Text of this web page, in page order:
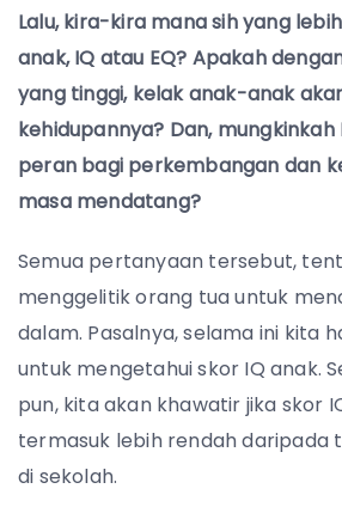
Lalu, kira-kira mana sih yang
anak, IQ atau EQ? Apakah
yang tinggi, kelak anak-anak
kehidupannya? Dan, mungkinkah
peran bagi perkembangan dan
masa mendatang?
Semua pertanyaan tersebut,
menggelitik orang tua untuk
dalam. Pasalnya, selama ini kita
untuk mengetahui skor IQ anak.
pun, kita akan khawatir jika skor
termasuk lebih rendah
di sekolah.